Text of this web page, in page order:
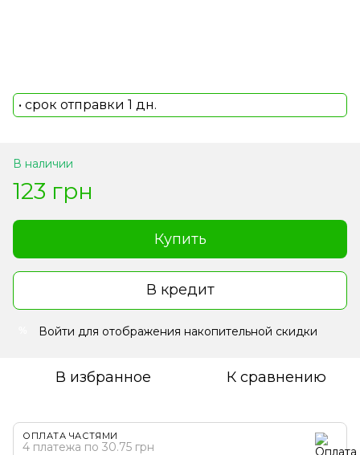
• срок отправки 1 дн.
В наличии
123 грн
Купить
В кредит
Войти для отображения накопительной скидки
В избранное К сравнению
ОПЛАТА ЧАСТЯМИ
4 платежа по 30.75 грн